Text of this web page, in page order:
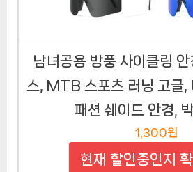
남녀공용 방풍 사이클링
스, MTB 스포츠 러닝 고글
패션 쉐이드 안경,
1,300원
현재 할인중인지 확